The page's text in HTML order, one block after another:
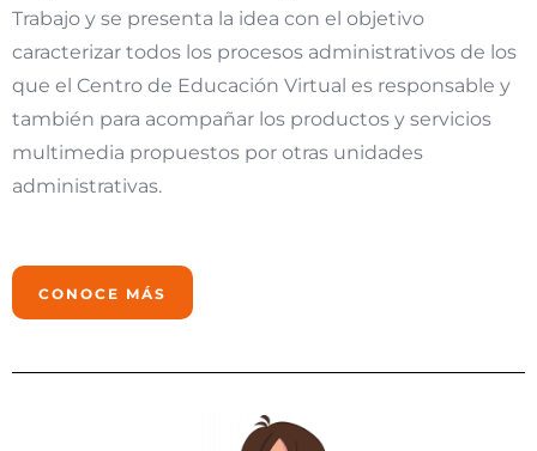
Trabajo y se presenta la idea con el objetivo
caracterizar todos los procesos administrativos de los
que el Centro de Educación Virtual es responsable y
también para acompañar los productos y servicios
multimedia propuestos por otras unidades
administrativas.
CONOCE MÁS